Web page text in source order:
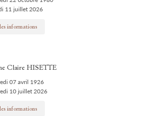
11 juillet 2026
informations
Claire HISETTE
07 avril 1926
10 juillet 2026
informations